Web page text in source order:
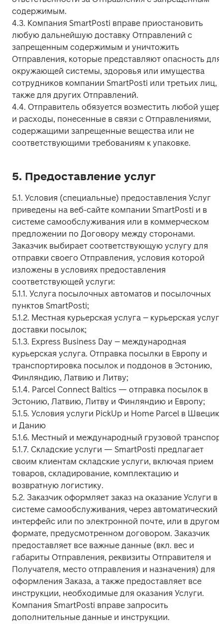
содержимым.
4.3. Компания SmartPosti вправе приостановить
любую дальнейшую доставку Отправлений с
запрещенным содержимым и уничтожить
Отправления, которые представляют опасность для
окружающей системы, здоровья или имущества
сотрудников компании SmartPosti или третьих лиц, а
также для других Отправлений.
4.4. Отправитель обязуется возместить любой
и расходы, понесенные в связи с Отправлениями,
содержащими запрещенные вещества или не
соответствующими требованиям к упаковке.
5. Предоставление услуг
5.1. Условия (специальные) предоставления Услуг
приведены на веб-сайте компании SmartPosti и в
системе самообслуживания или в коммерческом
предложении по Договору между сторонами.
Заказчик выбирает соответствующую услугу для
отправки своего Отправления, условия которой
изложены в условиях предоставления
соответствующей услуги:
5.1.1. Услуга посылочных автоматов и посылочных
пунктов SmartPosti;
5.1.2. Местная курьерская услуга – курьерская
доставки посылок;
5.1.3. Express Business Day – международная
курьерская услуга. Oтправка посылки в Европу и
транспортировка посылок и поддонов в Эстонию,
Финляндию, Латвию и Литву;
5.1.4. Parcel Connect Baltics — отправка посылок в
Эстонию, Латвию, Литву и Финляндию и Европу;
5.1.5. Условия услуги PickUp и Home Parcel в Швецию
и Данию
5.1.6. Местный и международный грузовой
5.1.7. Складские услуги — SmartPosti предлагает
своим клиентам складские услуги, включая прием
товаров, складирование, комплектацию и
возвратную логистику.
5.2. Заказчик оформляет заказ на оказание Услуги в
системе самообслуживания, через автоматический
интерфейс или по электронной почте, или в другом
формате, предусмотренном договором. Заказчик
предоставляет все важные данные (вкл. вес и
габариты Отправления, реквизиты Отправителя и
Получателя, место отправления и назначения) для
оформления Заказа, а также предоставляет все
инструкции, необходимые для оказания Услуги.
Компания SmartPosti вправе запросить
дополнительные данные и инструкции.